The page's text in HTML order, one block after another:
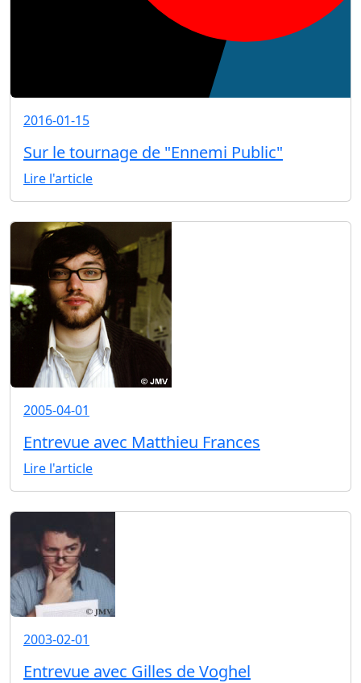
2016-01-15
Sur le tournage de "Ennemi Public"
Lire l'article
2005-04-01
Entrevue avec Matthieu Frances
Lire l'article
2003-02-01
Entrevue avec Gilles de Voghel